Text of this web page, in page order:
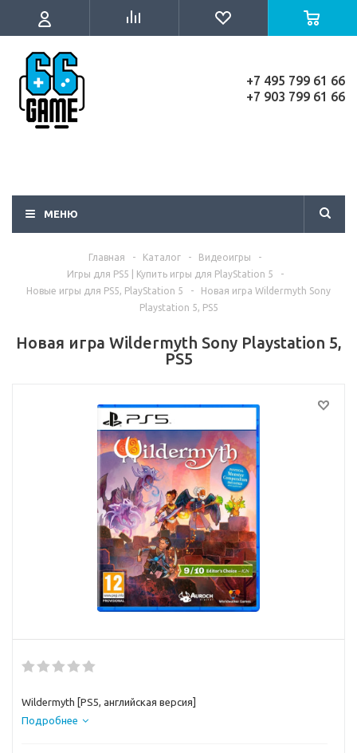
+7 495 799 61 66
+7 903 799 61 66
МЕНЮ
Главная - Каталог - Видеоигры
-
Игры для PS5 | Купить игры для PlayStation 5
-
Новые игры для PS5, PlayStation 5
-
Новая игра Wildermyth Sony
Playstation 5, PS5
Новая игра Wildermyth Sony Playstation 5,
PS5
Wildermyth [PS5, английская версия]
Подробнее